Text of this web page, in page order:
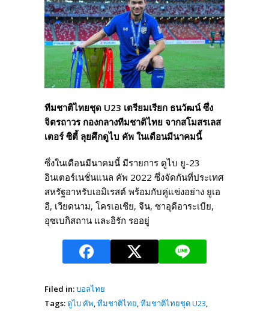
ทีมชาติไทยชุด U23 เตรียมเรียก ธนวัฒน์ ซึ่ง
จิตรถาวร กองกลางทีมชาติไทย จากสโมสรเลส
เตอร์ ซิตี้ ลุยศึกดูไบ คัพ ในเดือนมีนาคมนี้
ซึ่งในเดือนมีนาคมนี้ มีรายการ ดูไบ ยู-23
อินเตอร์เนชั่นแนล คัพ 2022 ซึ่งจัดกันที่ประเทศ
สหรัฐอาหรับเอมิเรสต์ พร้อมกับคู่แข่งอย่าง ยูเอ
อี, เวียดนาม, โครเอเชีย, จีน, ซาอุดีอาระเบีย,
อุซเบกิสถาน และอิรัก รออยู่
Filed in:บอลไทย
Tags:ดูไบ คัพ,ทีมชาติไทย,ทีมชาติไทยชุด U23,